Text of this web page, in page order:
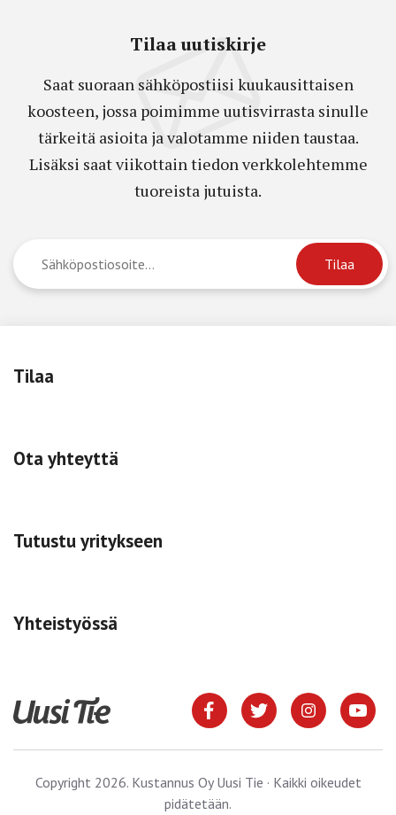
Tilaa uutiskirje
Saat suoraan sähköpostiisi kuukausittaisen
koosteen, jossa poimimme uutisvirrasta sinulle
tärkeitä asioita ja valotamme niiden taustaa.
Lisäksi saat viikottain tiedon verkkolehtemme
tuoreista jutuista.
Tilaa
Ota yhteyttä
Tutustu yritykseen
Yhteistyössä
Copyright 2026. Kustannus Oy Uusi Tie · Kaikki oikeudet
pidätetään.